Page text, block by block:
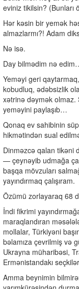
eviniz tikilsin?
Hər kəsin bir yemək
almazlarmı?! Adam
Nə isə.
Day bilmədim nə
Yeməyi geri
kobudluq, ədəbsizlik
xətrinə dəymək olmaz.
yeməyini paylaşıb…
Qonaq ev sahibinin
hikmətindən sual
Dinməzcə qalan tikəni
— çeynəyib udmağa
başqa mövzuları
yayındırmaq çalışıram.
Özümü zorlayaraq 68
İndi fikrimi
maraqlandıran
mollalar, Türkiyəni
bəlamıza çevrilmiş və
Ukrayna müharibəsi,
Ermənistandakı
Amma beynimin